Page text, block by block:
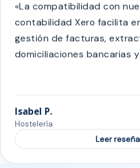
«La compatibilidad con
contabilidad Xero facilita
gestión de facturas,
domiciliaciones bancarias
Isabel P.
Hostelería
Leer reseña